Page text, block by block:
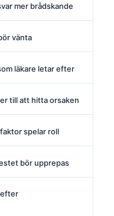
mer brådskande
vänta
läkare letar efter
till att hitta orsaken
spelar roll
bör upprepas
efter